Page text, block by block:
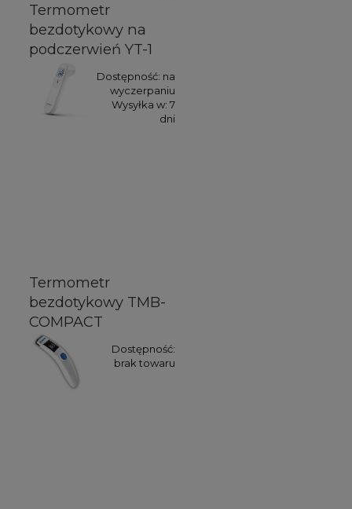
Termometr
bezdotykowy na
podczerwień YT-1
Dostępność: na
wyczerpaniu
Wysyłka w: 7
dni
Termometr
bezdotykowy TMB-
COMPACT
Dostępność:
brak towaru